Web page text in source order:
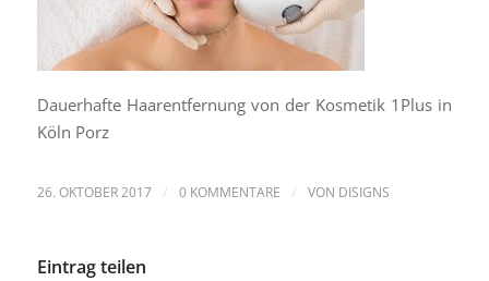
Dauerhafte Haarentfernung von der Kosmetik 1Plus in
Köln Porz
26. OKTOBER 2017 / 0 KOMMENTARE / VON DISIGNS
Eintrag teilen